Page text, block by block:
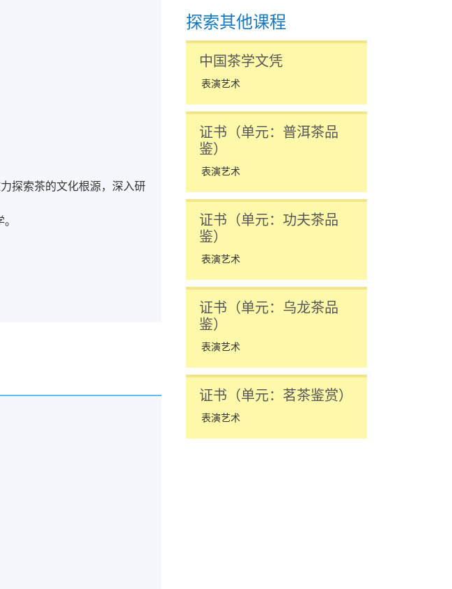
探索茶的文化根源，深入研
探索其他课程
中国茶学文凭
表演艺术
证书（单元：普洱茶品
鉴）
表演艺术
证书（单元：功夫茶品
鉴）
表演艺术
证书（单元：乌龙茶品
鉴）
表演艺术
证书（单元：茗茶鉴赏）
表演艺术